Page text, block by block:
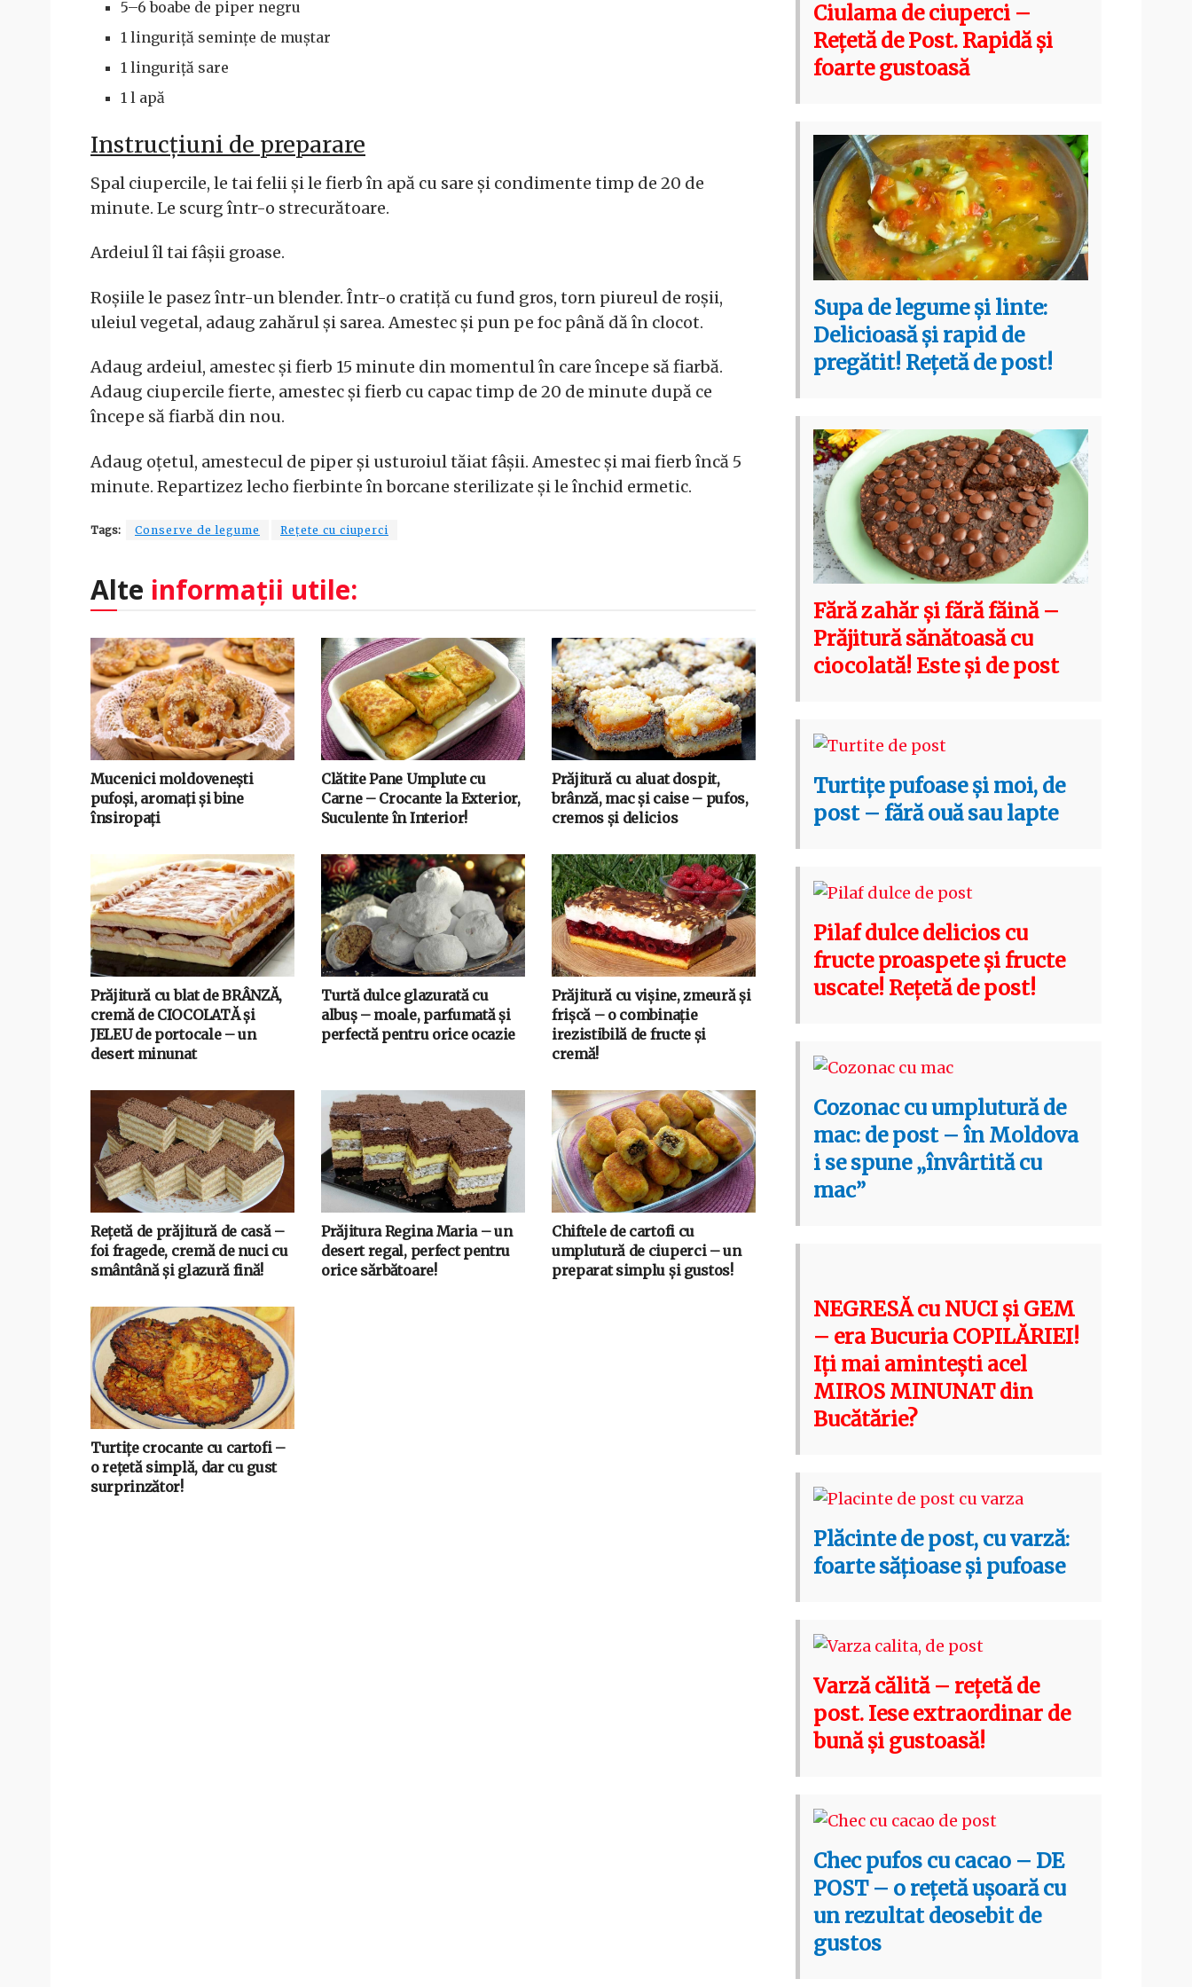
5–6 boabe de piper negru
1 linguriță semințe de muștar
1 linguriță sare
1 l apă
Instrucțiuni de preparare
Spal ciupercile, le tai felii și le fierb în apă cu sare și condimente timp de 20 de
minute. Le scurg într-o strecurătoare.
Ardeiul îl tai fâșii groase.
Roșiile le pasez într-un blender. Într-o cratiță cu fund gros, torn piureul de roșii,
uleiul vegetal, adaug zahărul și sarea. Amestec și pun pe foc până dă în clocot.
Adaug ardeiul, amestec și fierb 15 minute din momentul în care începe să fiarbă.
Adaug ciupercile fierte, amestec și fierb cu capac timp de 20 de minute după ce
începe să fiarbă din nou.
Adaug oțetul, amestecul de piper și usturoiul tăiat fâșii. Amestec și mai fierb încă 5
minute. Repartizez lecho fierbinte în borcane sterilizate și le închid ermetic.
Tags: Conserve de legume Rețete cu ciuperci
Alte informații utile:
Mucenici moldovenești
pufoși, aromați și bine
însiropați
Clătite Pane Umplute cu
Carne – Crocante la Exterior,
Suculente în Interior!
Prăjitură cu aluat dospit,
brânză, mac și caise – pufos,
cremos și delicios
Prăjitură cu blat de BRÂNZĂ,
cremă de CIOCOLATĂ și
JELEU de portocale – un
desert minunat
Turtă dulce glazurată cu
albuș – moale, parfumată și
perfectă pentru orice ocazie
Prăjitură cu vișine, zmeură și
frișcă – o combinație
irezistibilă de fructe și
cremă!
Rețetă de prăjitură de casă –
foi fragede, cremă de nuci cu
smântână și glazură fină!
Prăjitura Regina Maria – un
desert regal, perfect pentru
orice sărbătoare!
Chiftele de cartofi cu
umplutură de ciuperci – un
preparat simplu și gustos!
Turtițe crocante cu cartofi –
o rețetă simplă, dar cu gust
surprinzător!
Ciulama de ciuperci –
Rețetă de Post. Rapidă și
foarte gustoasă
Supa de legume și linte:
Delicioasă și rapid de
pregătit! Rețetă de post!
Fără zahăr și fără făină –
Prăjitură sănătoasă cu
ciocolată! Este și de post
Turtițe pufoase și moi, de
post – fără ouă sau lapte
Pilaf dulce delicios cu
fructe proaspete și fructe
uscate! Rețetă de post!
Cozonac cu umplutură de
mac: de post – în Moldova
i se spune „învârtită cu
mac”
NEGRESĂ cu NUCI și GEM
– era Bucuria COPILĂRIEI!
Iți mai amintești acel
MIROS MINUNAT din
Bucătărie?
Plăcinte de post, cu varză:
foarte sățioase și pufoase
Varză călită – rețetă de
post. Iese extraordinar de
bună și gustoasă!
Chec pufos cu cacao – DE
POST – o rețetă ușoară cu
un rezultat deosebit de
gustos